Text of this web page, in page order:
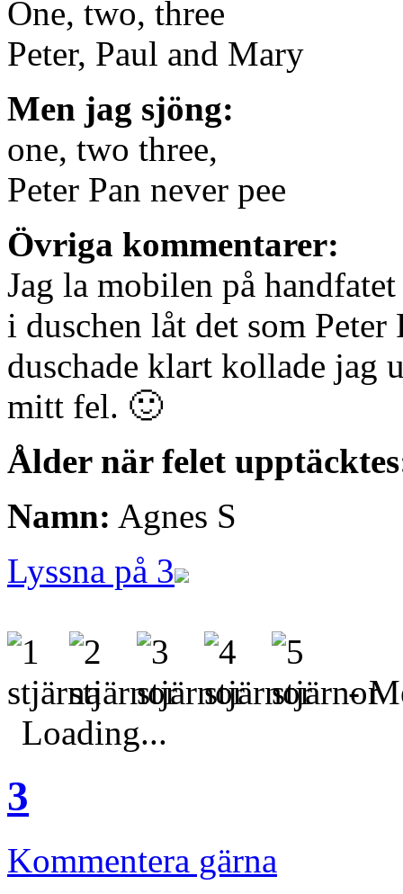
One, two, three
Peter, Paul and Mary
Men jag sjöng:
one, two three,
Peter Pan never pee
Övriga kommentarer:
Jag la mobilen på
i duschen låt det som Peter
duschade klart kollade jag
mitt fel. 🙂
Ålder när felet
Namn: Agnes S
Lyssna på 3
-
Loading...
3
Kommentera gärna